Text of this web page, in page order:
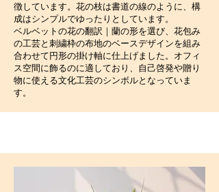
徴しています。花の枝は書道の線のように、構
成はシンプルでゆったりとしています。
ベルベットの花の翻訳｜蘭の形を選び、花包み
の工芸と刺繍枠の布地のベースデザインを組み
合わせて円形の掛け軸に仕上げました。オフィ
ス空間に飾るのに適しており、自己啓発や贈り
物に使える文化工芸のシンボルとなっていま
す。